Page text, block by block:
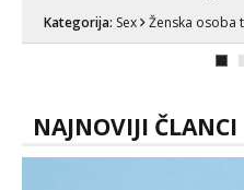
Kategorija: Sex Ženska osoba
NAJNOVIJI ČLANCI